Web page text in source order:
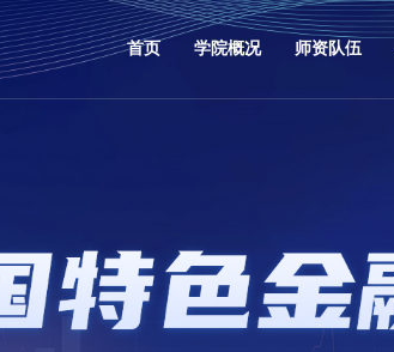
首页 学院概况 师资队伍